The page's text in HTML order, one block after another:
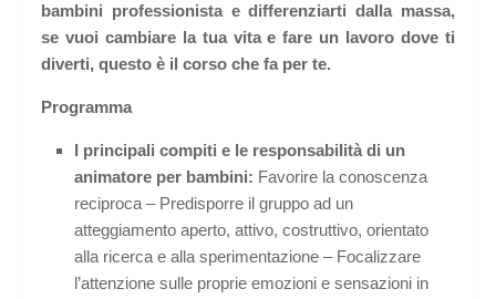
bambini professionista e differenziarti dalla massa,
se vuoi cambiare la tua vita e fare un lavoro dove ti
diverti, questo è il corso che fa per te.
Programma
I principali compiti e le responsabilità di un
animatore per bambini: Favorire la conoscenza
reciproca – Predisporre il gruppo ad un
atteggiamento aperto, attivo, costruttivo, orientato
alla ricerca e alla sperimentazione – Focalizzare
l’attenzione sulle proprie emozioni e sensazioni in